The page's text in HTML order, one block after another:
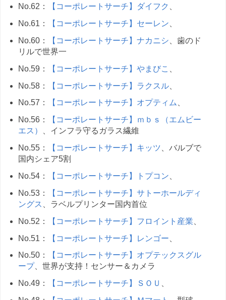
No.62：
【コーポレートサーチ】ダイフク
No.61：
【コーポレートサーチ】セーレン
No.60：
【コーポレートサーチ】ナカニシ 、歯のド
リルで世界一
No.59：
【コーポレートサーチ】やまびこ
No.58：
【コーポレートサーチ】ラクスル、
No.57：
【コーポレートサーチ】オプティム、
No.56：
【コーポレートサーチ】ｍｂｓ（エムビー
エス）
、インフラ守るガラス繊維
No.55：
【コーポレートサーチ】キッツ 、バルブで
国内シェア5割
No.54：
【コーポレートサーチ】トプコン
No.53：
【コーポレートサーチ】サトーホールディ
ングス 、ラベルプリンター国内首位
No.52：
【コーポレートサーチ】フロイント産業
No.51：
【コーポレートサーチ】レンゴー
No.50：
【コーポレートサーチ】オプテックスグル
ープ、世界が支持！センサー＆カメラ
No.49：
【コーポレートサーチ】ＳＯＵ